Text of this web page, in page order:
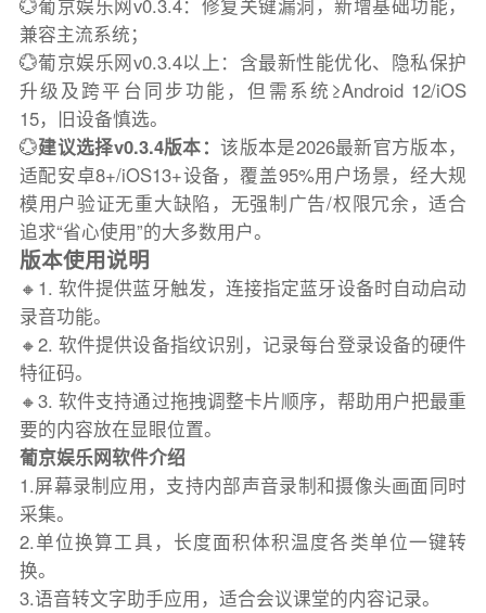
💮葡京娱乐网v0.3.4：修复关键漏洞，新增基础功能，
兼容主流系统；
💮葡京娱乐网v0.3.4以上：含最新性能优化、隐私保护
升级及跨平台同步功能，但需系统≥Android 12/iOS
15，旧设备慎选。
💮建议选择v0.3.4版本：该版本是2026最新官方版本，
适配安卓8+/iOS13+设备，覆盖95%用户场景，经大规
模用户验证无重大缺陷，无强制广告/权限冗余，适合
追求“省心使用”的大多数用户。
版本使用说明
🔸1. 软件提供蓝牙触发，连接指定蓝牙设备时自动启动
录音功能。
🔸2. 软件提供设备指纹识别，记录每台登录设备的硬件
特征码。
🔸3. 软件支持通过拖拽调整卡片顺序，帮助用户把最重
要的内容放在显眼位置。
葡京娱乐网软件介绍
1.屏幕录制应用，支持内部声音录制和摄像头画面同时
采集。
2.单位换算工具，长度面积体积温度各类单位一键转
换。
3.语音转文字助手应用，适合会议课堂的内容记录。